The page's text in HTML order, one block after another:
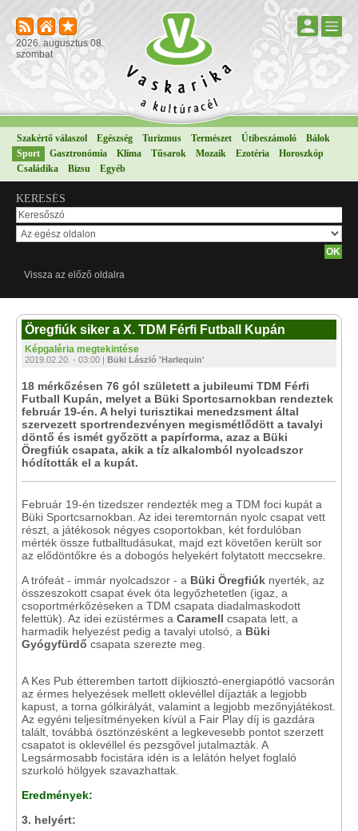
2026. augusztus 08.
szombat
Szakértő válaszol Egészség Turizmus Természet Útibeszámoló
Bálok
Sport
Gasztronómia Klíma Tűsarok Mozaik Ezotéria
Horoszkóp
Családika
Bizsu Egyéb
KERESÉS
Vissza az előző oldalra
Öregfiúk siker a X. TDM Férfi Futball Kupán
Képgaléria megtekintése
2019.02.20. - 03:00 | Büki László 'Harlequin'
18 mérkőzésen 76 gól született a jubileumi TDM Férfi
Futball Kupán, melyet a Büki Sportcsarnokban rendeztek
február 19-én. A helyi turisztikai menedzsment által
szervezett sportrendezvényen megismétlődött a tavalyi
döntő és ismét győzött a papírforma, azaz a Büki
Öregfiúk csapata, akik a tíz alkalomból nyolcadszor
hódították el a kupát.
Február 19-én tizedszer rendezték meg a TDM foci kupát a
Büki Sportcsarnokban. Az idei teremtornán nyolc csapat vett
részt, a játékosok négyes csoportokban, két fordulóban
mérték össze futballtudásukat, majd ezt követően került sor
az elődöntőkre és a dobogós helyekért folytatott meccsekre.
A trófeát - immár nyolcadszor - a Büki Öregfiúk nyerték, az
összeszokott csapat évek óta legyőzhetetlen (igaz, a
csoportmérkőzéseken a TDM csapata diadalmaskodott
felettük). Az idei ezüstérmes a Caramell csapata lett, a
harmadik helyezést pedig a tavalyi utolsó, a Büki
Gyógyfürdő csapata szerezte meg.
A Kes Pub étteremben tartott díjkiosztó-energiapótló vacsorán
az érmes helyezések mellett oklevéllel díjazták a legjobb
kapust, a torna gólkirályát, valamint a legjobb mezőnyjátékost.
Az egyéni teljesítményeken kívül a Fair Play díj is gazdára
talált, továbbá ösztönzésként a legkevesebb pontot szerzett
csapatot is oklevéllel és pezsgővel jutalmazták. A
Legsármosabb focistára idén is a lelátón helyet foglaló
szurkoló hölgyek szavazhattak.
Eredmények:
3. helyért: